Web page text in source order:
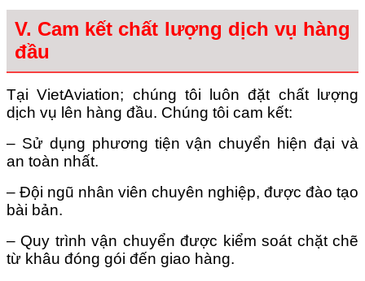
V. Cam kết chất lượng dịch vụ hàng
đầu
Tại VietAviation; chúng tôi luôn đặt chất lượng
dịch vụ lên hàng đầu. Chúng tôi cam kết:
– Sử dụng phương tiện vận chuyển hiện đại và
an toàn nhất.
– Đội ngũ nhân viên chuyên nghiệp, được đào tạo
bài bản.
– Quy trình vận chuyển được kiểm soát chặt chẽ
từ khâu đóng gói đến giao hàng.